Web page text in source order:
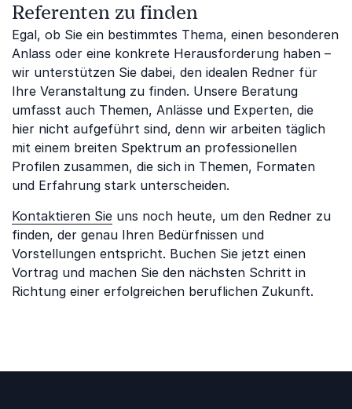
Referenten zu finden
Egal, ob Sie ein bestimmtes Thema, einen besonderen
Anlass oder eine konkrete Herausforderung haben –
wir unterstützen Sie dabei, den idealen Redner für
Ihre Veranstaltung zu finden. Unsere Beratung
umfasst auch Themen, Anlässe und Experten, die
hier nicht aufgeführt sind, denn wir arbeiten täglich
mit einem breiten Spektrum an professionellen
Profilen zusammen, die sich in Themen, Formaten
und Erfahrung stark unterscheiden.
Kontaktieren Sie uns noch heute, um den Redner zu
finden, der genau Ihren Bedürfnissen und
Vorstellungen entspricht. Buchen Sie jetzt einen
Vortrag und machen Sie den nächsten Schritt in
Richtung einer erfolgreichen beruflichen Zukunft.